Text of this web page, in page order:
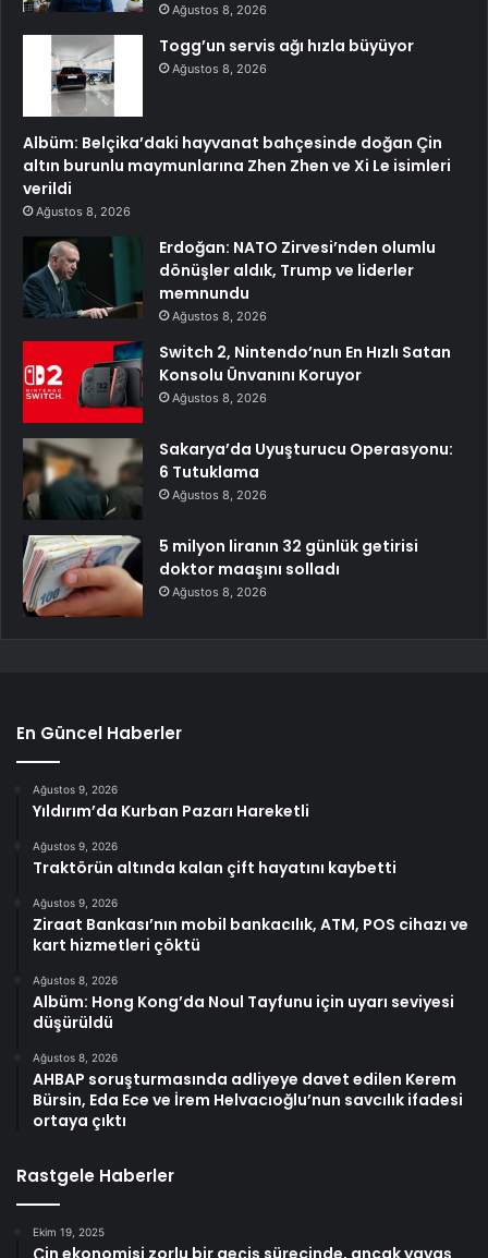
Ağustos 8, 2026
Togg’un servis ağı hızla büyüyor
Ağustos 8, 2026
Albüm: Belçika’daki hayvanat bahçesinde doğan Çin
altın burunlu maymunlarına Zhen Zhen ve Xi Le isimleri
verildi
Ağustos 8, 2026
Erdoğan: NATO Zirvesi’nden olumlu
dönüşler aldık, Trump ve liderler
memnundu
Ağustos 8, 2026
Switch 2, Nintendo’nun En Hızlı Satan
Konsolu Ünvanını Koruyor
Ağustos 8, 2026
Sakarya’da Uyuşturucu Operasyonu:
6 Tutuklama
Ağustos 8, 2026
5 milyon liranın 32 günlük getirisi
doktor maaşını solladı
Ağustos 8, 2026
En Güncel Haberler
Ağustos 9, 2026
Yıldırım’da Kurban Pazarı Hareketli
Ağustos 9, 2026
Traktörün altında kalan çift hayatını kaybetti
Ağustos 9, 2026
Ziraat Bankası’nın mobil bankacılık, ATM, POS cihazı ve
kart hizmetleri çöktü
Ağustos 8, 2026
Albüm: Hong Kong’da Noul Tayfunu için uyarı seviyesi
düşürüldü
Ağustos 8, 2026
AHBAP soruşturmasında adliyeye davet edilen Kerem
Bürsin, Eda Ece ve İrem Helvacıoğlu’nun savcılık ifadesi
ortaya çıktı
Rastgele Haberler
Ekim 19, 2025